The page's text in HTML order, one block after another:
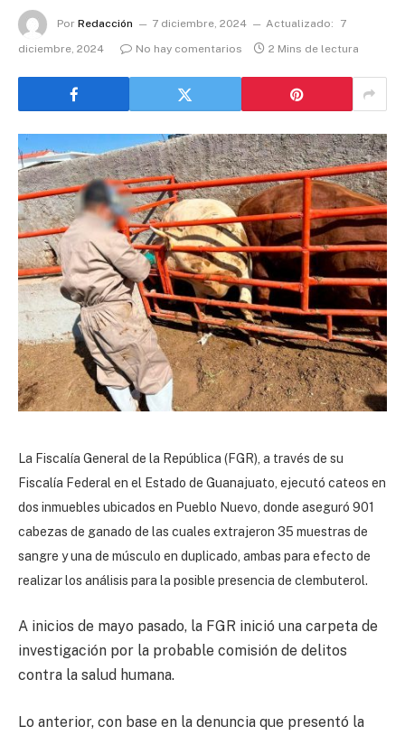
Por Redacción 7 diciembre, 2024 Actualizado:
7
diciembre, 2024
No hay comentarios 2 Mins de lectura
La Fiscalía General de la República (FGR), a través de su
Fiscalía Federal en el Estado de Guanajuato, ejecutó cateos en
dos inmuebles ubicados en Pueblo Nuevo, donde aseguró 901
cabezas de ganado de las cuales extrajeron 35 muestras de
sangre y una de músculo en duplicado, ambas para efecto de
realizar los análisis para la posible presencia de clembuterol.
A inicios de mayo pasado, la FGR inició una carpeta de
investigación por la probable comisión de delitos
contra la salud humana.
Lo anterior, con base en la denuncia que presentó la